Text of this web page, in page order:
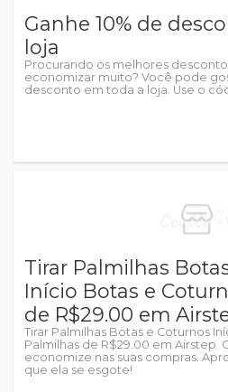
Ganhe 10% de
loja
Procurando os melhores
economizar muito? Você pode
desconto em toda a loja. Use o
Tirar Palmilhas
Início Botas e
de R$29.00 em
Tirar Palmilhas Botas e Coturnos
Palmilhas de R$29.00 em Airstep.
economize nas suas compras.
que ela se esgote!